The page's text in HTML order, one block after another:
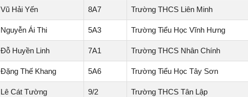
Vũ Hải Yến 8A7 Trường THCS Liên Minh
Nguyễn Ái Thi 5A3 Trường Tiểu Học Vĩnh Hưng
Đỗ Huyền Linh 7A1 Trường THCS Nhân Chính
Đặng Thế Khang 5A6 Trường Tiểu Học Tây Sơn
Lê Cát Tường 9/2 Trường THCS Tân Lập